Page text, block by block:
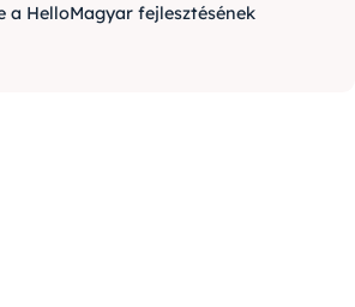
a HelloMagyar fejlesztésének